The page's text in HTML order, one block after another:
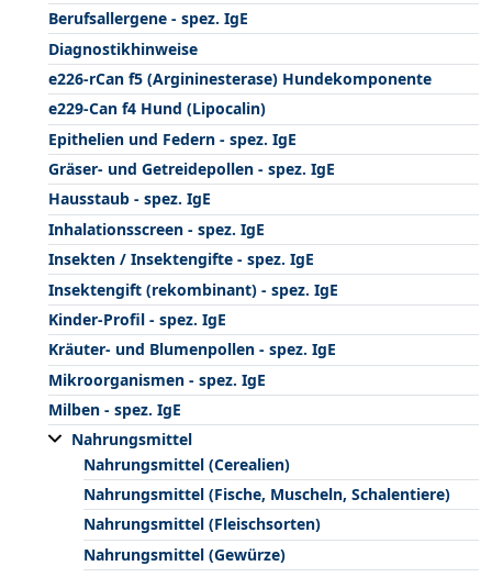
Berufsallergene - spez. IgE
Diagnostikhinweise
e226-rCan f5 (Argininesterase) Hundekomponente
e229-Can f4 Hund (Lipocalin)
Epithelien und Federn - spez. IgE
Gräser- und Getreidepollen - spez. IgE
Hausstaub - spez. IgE
Inhalationsscreen - spez. IgE
Insekten / Insektengifte - spez. IgE
Insektengift (rekombinant) - spez. IgE
Kinder-Profil - spez. IgE
Kräuter- und Blumenpollen - spez. IgE
Mikroorganismen - spez. IgE
Milben - spez. IgE
Nahrungsmittel
Nahrungsmittel (Cerealien)
Nahrungsmittel (Fische, Muscheln, Schalentiere)
Nahrungsmittel (Fleischsorten)
Nahrungsmittel (Gewürze)